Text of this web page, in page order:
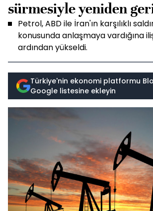
sürmesiyle yeniden
Petrol, ABD ile İran'ın karşılıklı
konusunda anlaşmaya vardığına
ardından yükseldi.
Türkiye'nin ekonomi platformu
Google listesine ekleyin